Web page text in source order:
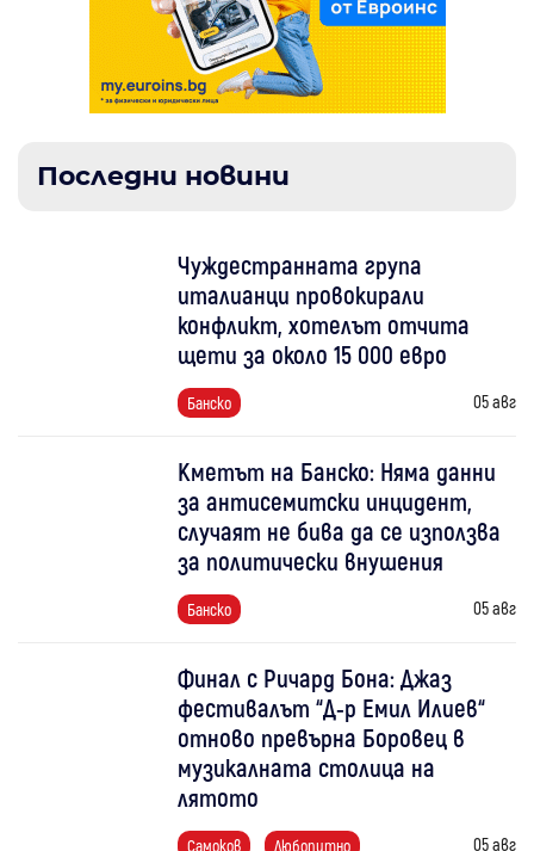
Последни новини
Чуждестранната група
италианци провокирали
конфликт, хотелът отчита
щети за около 15 000 евро
Банско 05 авг
Кметът на Банско: Няма данни
за антисемитски инцидент,
случаят не бива да се използва
за политически внушения
Банско 05 авг
Финал с Ричард Бона: Джаз
фестивалът “Д-р Емил Илиев“
отново превърна Боровец в
музикалната столица на
лятото
Самоков Любопитно 05 авг